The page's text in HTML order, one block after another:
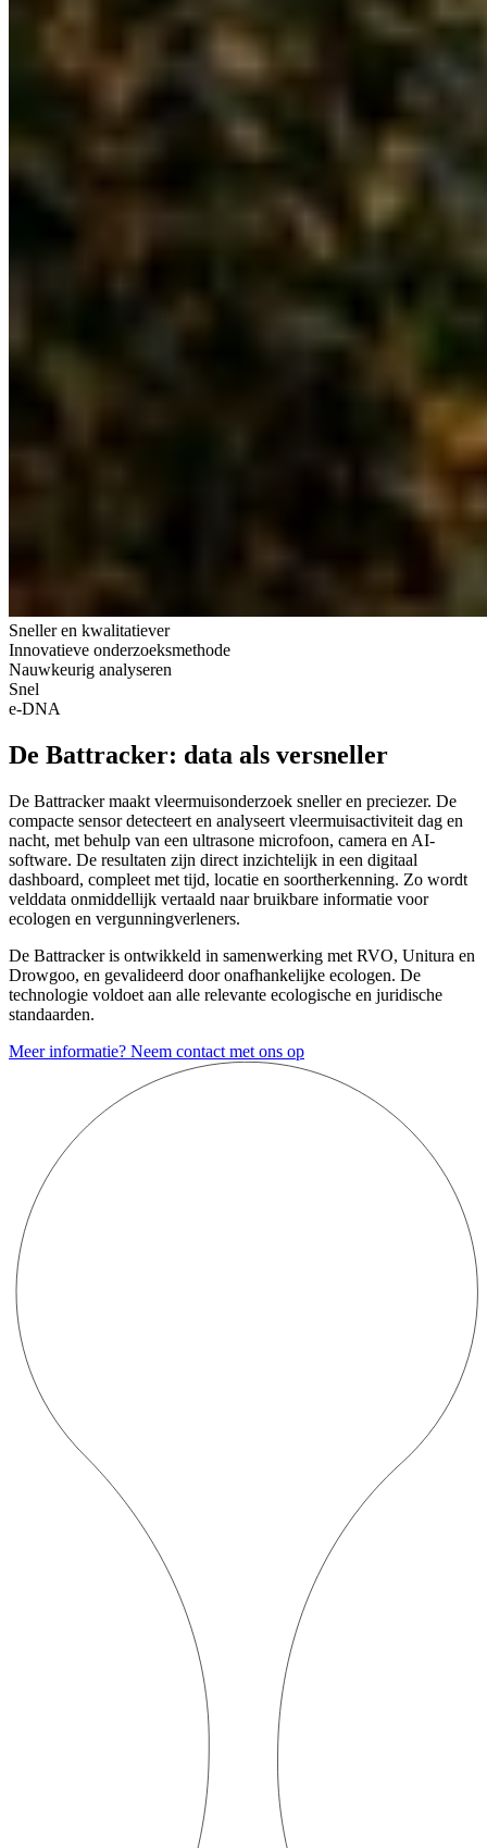
Sneller en kwalitatiever
Innovatieve onderzoeksmethode
Nauwkeurig analyseren
Snel
e-DNA
De Battracker: data als versneller
De Battracker maakt vleermuisonderzoek sneller en preciezer. De
compacte sensor detecteert en analyseert vleermuisactiviteit dag en
nacht, met behulp van een ultrasone microfoon, camera en AI-
software. De resultaten zijn direct inzichtelijk in een digitaal
dashboard, compleet met tijd, locatie en soortherkenning. Zo wordt
velddata onmiddellijk vertaald naar bruikbare informatie voor
ecologen en vergunningverleners.
De Battracker is ontwikkeld in samenwerking met RVO, Unitura en
Drowgoo, en gevalideerd door onafhankelijke ecologen. De
technologie voldoet aan alle relevante ecologische en juridische
standaarden.
Meer informatie? Neem contact met ons op